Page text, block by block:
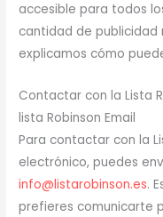
accesible para todos
cantidad de publicidad
explicamos cómo
Contactar con la Lista
lista Robinson Email
Para contactar con la
electrónico, puedes
info@listarobinson.es.
prefieres comunicarte